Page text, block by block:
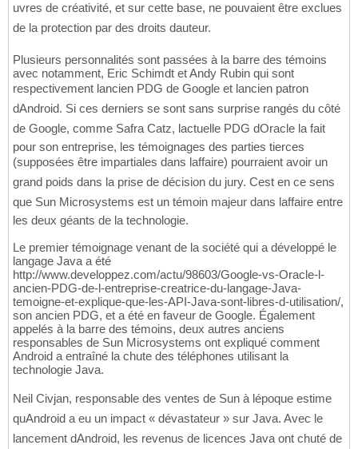
uvres de créativité, et sur cette base, ne pouvaient être exclues
de la protection par des droits dauteur.
Plusieurs personnalités sont passées à la barre des témoins
avec notamment, Eric Schimdt et Andy Rubin qui sont
respectivement lancien PDG de Google et lancien patron
dAndroid. Si ces derniers se sont sans surprise rangés du côté
de Google, comme Safra Catz, lactuelle PDG dOracle la fait
pour son entreprise, les témoignages des parties tierces
(supposées être impartiales dans laffaire) pourraient avoir un
grand poids dans la prise de décision du jury. Cest en ce sens
que Sun Microsystems est un témoin majeur dans laffaire entre
les deux géants de la technologie.
Le premier témoignage venant de la société qui a développé le
langage Java a été
http://www.developpez.com/actu/98603/Google-vs-Oracle-l-
ancien-PDG-de-l-entreprise-creatrice-du-langage-Java-
temoigne-et-explique-que-les-API-Java-sont-libres-d-utilisation/,
son ancien PDG, et a été en faveur de Google. Également
appelés à la barre des témoins, deux autres anciens
responsables de Sun Microsystems ont expliqué comment
Android a entraîné la chute des téléphones utilisant la
technologie Java.
Neil Civjan, responsable des ventes de Sun à lépoque estime
quAndroid a eu un impact « dévastateur » sur Java. Avec le
lancement dAndroid, les revenus de licences Java ont chuté de